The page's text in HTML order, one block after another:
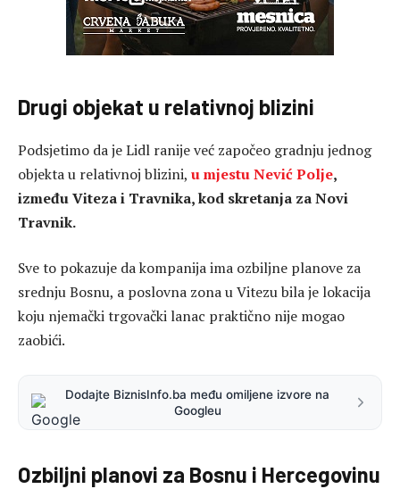
Drugi objekat u relativnoj blizini
Podsjetimo da je Lidl ranije već započeo gradnju jednog
objekta u relativnoj blizini, u mjestu Nević Polje,
između Viteza i Travnika, kod skretanja za Novi
Travnik.
Sve to pokazuje da kompanija ima ozbiljne planove za
srednju Bosnu, a poslovna zona u Vitezu bila je lokacija
koju njemački trgovački lanac praktično nije mogao
zaobići.
Dodajte BiznisInfo.ba među omiljene izvore na
Googleu
Ozbiljni planovi za Bosnu i Hercegovinu